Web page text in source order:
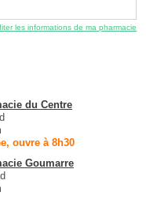
les informations de ma pharmacie
du Centre
ouvre à 8h30
Goumarre